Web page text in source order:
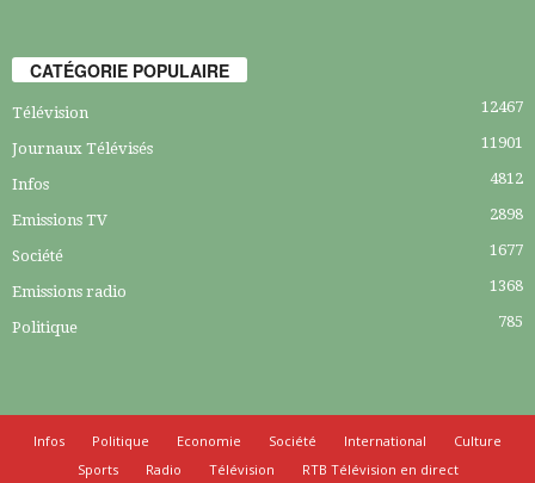
CATÉGORIE POPULAIRE
Télévision 12467
Journaux Télévisés 11901
Infos 4812
Emissions TV 2898
Société 1677
Emissions radio 1368
Politique 785
Infos Politique Economie Société International
Culture
Sports
Radio Télévision RTB Télévision en direct